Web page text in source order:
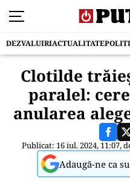
DEZVALUIRIACTUALITATE
Clotilde
paralel:
anularea
Publicat: 16 iul. 2024, 11:07,
Adaugă-ne ca